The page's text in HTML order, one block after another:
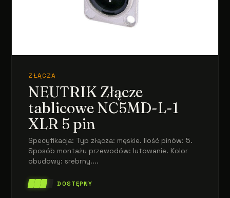
ZŁĄCZA
NEUTRIK Złącze
tablicowe NC5MD-L-1
XLR 5 pin
Specyfikacja: Typ złącza: męskie. Ilość pinów: 5.
Sposób montażu przewodów: lutowanie. Kolor
obudowy: srebrny....
DOSTĘPNY